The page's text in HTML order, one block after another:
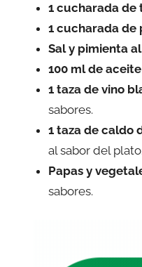
1 cucharada de
1 cucharada
Sal y pimienta
100 ml de
1 taza de vino
sabores.
1 taza de caldo
al sabor del plato.
Papas y
sabores.